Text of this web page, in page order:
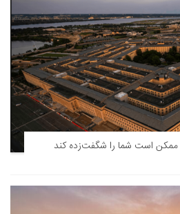
ممکن است شما را شگفت‌زده کند